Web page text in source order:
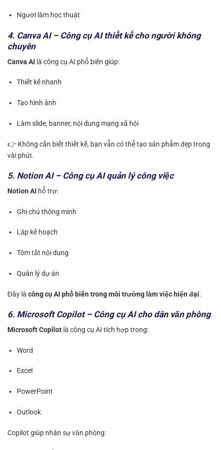
Người làm học thuật
4. Canva AI – Công cụ AI thiết kế cho người không
chuyên
Canva AI là công cụ AI phổ biến giúp:
Thiết kế nhanh
Tạo hình ảnh
Làm slide, banner, nội dung mạng xã hội
👉 Không cần biết thiết kế, bạn vẫn có thể tạo sản phẩm đẹp trong
vài phút.
5. Notion AI – Công cụ AI quản lý công việc
Notion AI hỗ trợ:
Ghi chú thông minh
Lập kế hoạch
Tóm tắt nội dung
Quản lý dự án
Đây là công cụ AI phổ biến trong môi trường làm việc hiện đại.
6. Microsoft Copilot – Công cụ AI cho dân văn phòng
Microsoft Copilot là công cụ AI tích hợp trong:
Word
Excel
PowerPoint
Outlook
Copilot giúp nhân sự văn phòng: